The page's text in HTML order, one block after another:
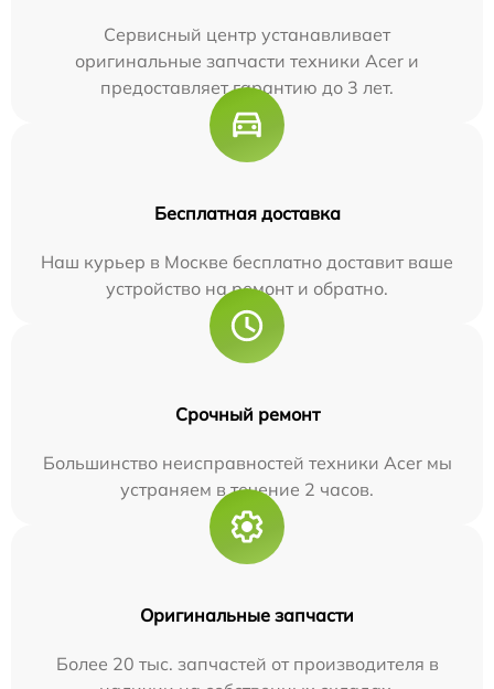
Сервисный центр устанавливает
оригинальные запчасти техники Acer и
предоставляет гарантию до 3 лет.
Бесплатная доставка
Наш курьер в Москве бесплатно доставит ваше
устройство на ремонт и обратно.
Срочный ремонт
Большинство неисправностей техники Acer мы
устраняем в течение 2 часов.
Оригинальные запчасти
Более 20 тыс. запчастей от производителя в